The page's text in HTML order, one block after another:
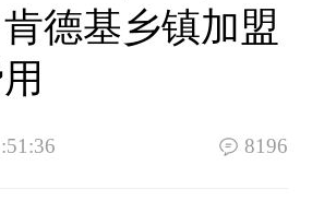
德基乡镇加盟
8196